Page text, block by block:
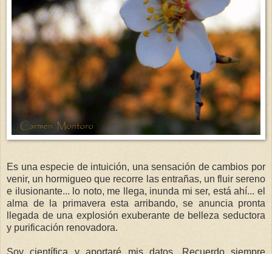
Es una especie de intuición, una sensación de cambios por
venir, un hormigueo que recorre las entrañas, un fluir sereno
e ilusionante... lo noto, me llega, inunda mi ser, está ahí... el
alma de la primavera esta arribando, se anuncia pronta
llegada de una explosión exuberante de belleza seductora
y purificación renovadora.
Soy científica y aportaré mis datos. Recuerdo siempre